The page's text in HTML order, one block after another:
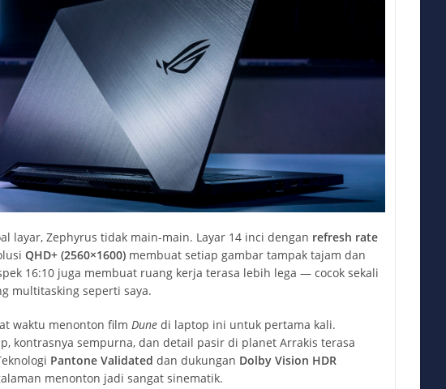
layar, Zephyrus tidak main-main. Layar 14 inci dengan refresh rate
QHD+ (2560×1600)membuat setiap gambar tampak tajam dan
16:10 juga membuat ruang kerja terasa lebih lega — cocok sekali
multitasking seperti saya.
waktu menonton film Dunedi laptop ini untuk pertama kali.
kontrasnya sempurna, dan detail pasir di planet Arrakis terasa
Pantone Validated dan dukungan Dolby Vision HDR
menonton jadi sangat sinematik.